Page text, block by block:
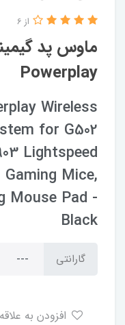
Powerplay
از 6
Wireless
for G502
Lightspeed
Gaming Mice,
Mouse Pad -
Black
گارانتی